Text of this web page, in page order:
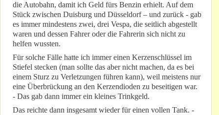
die Autobahn, damit ich Geld fürs Benzin erhielt. Auf dem
Stück zwischen Duisburg und Düsseldorf – und zurück - gab
es immer mindestens zwei, drei Vespa, die seitlich abgestellt
waren und dessen Fahrer oder die Fahrerin sich nicht zu
helfen wussten.
Für solche Fälle hatte ich immer einen Kerzenschlüssel im
Stiefel stecken (man sollte das aber nicht machen, da es bei
einem Sturz zu Verletzungen führen kann), weil meistens nur
eine Überbrückung an den Kerzendioden zu beseitigen war.
- Das gab dann immer ein kleines Trinkgeld.
Das reichte dann insgesamt wieder für einen vollen Tank. -